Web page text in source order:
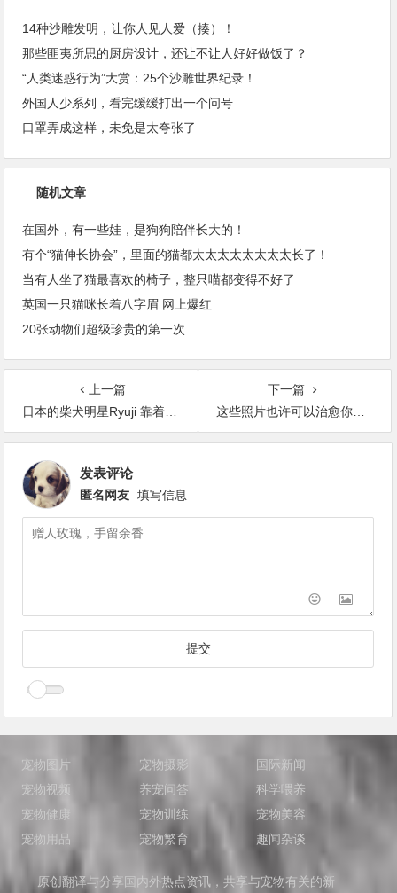
14种沙雕发明，让你人见人爱（揍）！
那些匪夷所思的厨房设计，还让不让人好好做饭了？
“人类迷惑行为”大赏：25个沙雕世界纪录！
外国人少系列，看完缓缓打出一个问号
口罩弄成这样，未免是太夸张了
随机文章
在国外，有一些娃，是狗狗陪伴长大的！
有个“猫伸长协会”，里面的猫都太太太太太太太太长了！
当有人坐了猫最喜欢的椅子，整只喵都变得不好了
英国一只猫咪长着八字眉 网上爆红
20张动物们超级珍贵的第一次
上一篇
日本的柴犬明星Ryuji 靠着搞笑而可爱的表情成为网红
下一篇
这些照片也许可以治愈你的心灵 让心情好一些（17张）
发表评论
匿名网友 填写信息
宠物图片 宠物摄影
国际新闻
宠物视频
养宠问答
科学喂养
宠物健康
宠物训练
宠物美容
宠物用品
宠物繁育 趣闻杂谈
原创翻译与分享国内外热点资讯，共享与宠物有关的新